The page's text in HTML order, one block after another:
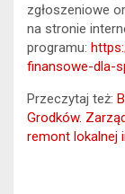
zgłoszeniowe
na stronie
programu:
finansowe-dla-
Przeczytaj też:
Grodków.
remont lokalnej